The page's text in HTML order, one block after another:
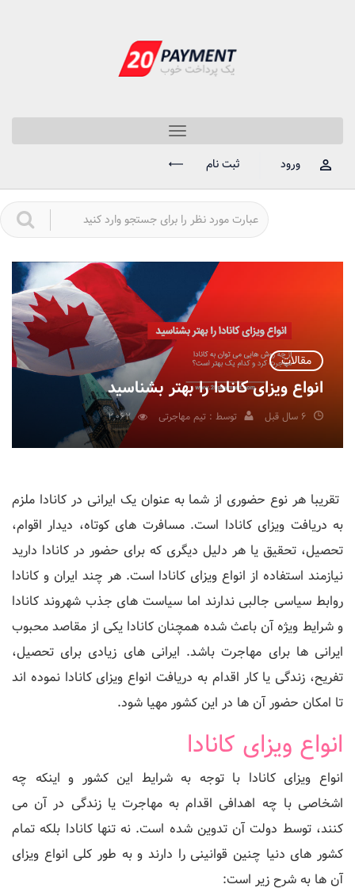
Toggle
navigation
ورود
ثبت نام
مقالات
انواع ویزای کانادا را بهتر بشناسید
6 سال قبل توسط : تیم مهاجرتی 2,062
تقریبا هر نوع حضوری از شما به عنوان یک ایرانی در کانادا ملزم
به دریافت ویزای کانادا است. مسافرت های کوتاه، دیدار اقوام،
تحصیل، تحقیق یا هر دلیل دیگری که برای حضور در کانادا دارید
نیازمند استفاده از انواع ویزای کانادا است. هر چند ایران و کانادا
روابط سیاسی جالبی ندارند اما سیاست های جذب شهروند کانادا
و شرایط ویژه آن باعث شده همچنان کانادا یکی از مقاصد محبوب
ایرانی ها برای مهاجرت باشد. ایرانی های زیادی برای تحصیل،
تفریح، زندگی یا کار اقدام به دریافت انواع ویزای کانادا نموده اند
تا امکان حضور آن ها در این کشور مهیا شود.
انواع ویزای کانادا
انواع ویزای کانادا با توجه به شرایط این کشور و اینکه چه
اشخاصی با چه اهدافی اقدام به مهاجرت یا زندگی در آن می
کنند، توسط دولت آن تدوین شده است. نه تنها کانادا بلکه تمام
کشور های دنیا چنین قوانینی را دارند و به طور کلی انواع ویزای
آن ها به شرح زیر است: